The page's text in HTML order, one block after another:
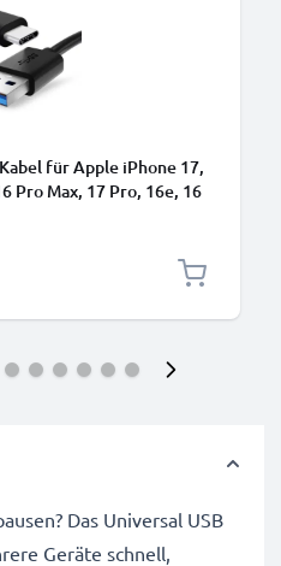
für Apple iPhone 17,
Pro Max, 17 Pro, 16e, 16
Xiaomi 15 Ultra 3A
Das Universal USB
Geräte schnell,